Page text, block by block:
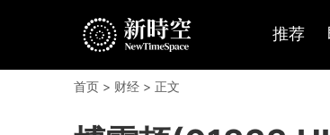
推荐
首页 > 财经 > 正文